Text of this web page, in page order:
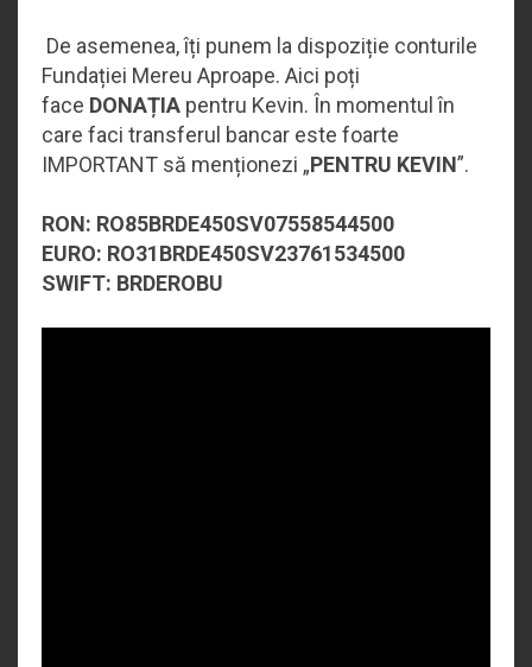
De asemenea, îți punem la dispoziție conturile
Fundației Mereu Aproape. Aici poți
face DONAȚIA pentru Kevin. În momentul în
care faci transferul bancar este foarte
IMPORTANT să menționezi „PENTRU KEVIN”.
RON: RO85BRDE450SV07558544500
EURO: RO31BRDE450SV23761534500
SWIFT: BRDEROBU